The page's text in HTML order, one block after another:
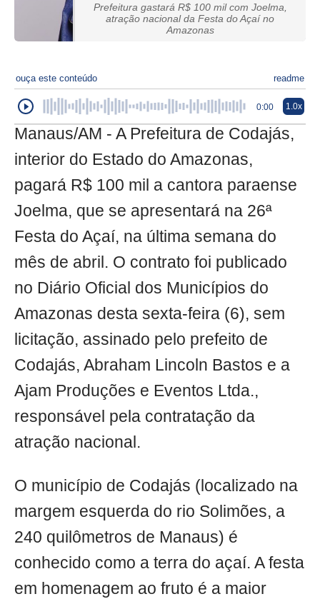
Prefeitura gastará R$ 100 mil com Joelma,
atração nacional da Festa do Açaí no
Amazonas
ouça este conteúdo readme
0:00 1.0x
Manaus/AM - A Prefeitura de Codajás,
interior do Estado do Amazonas,
pagará R$ 100 mil a cantora paraense
Joelma, que se apresentará na 26ª
Festa do Açaí, na última semana do
mês de abril. O contrato foi publicado
no Diário Oficial dos Municípios do
Amazonas desta sexta-feira (6), sem
licitação, assinado pelo prefeito de
Codajás, Abraham Lincoln Bastos e a
Ajam Produções e Eventos Ltda.,
responsável pela contratação da
atração nacional.
O município de Codajás (localizado na
margem esquerda do rio Solimões, a
240 quilômetros de Manaus) é
conhecido como a terra do açaí. A festa
em homenagem ao fruto é a maior